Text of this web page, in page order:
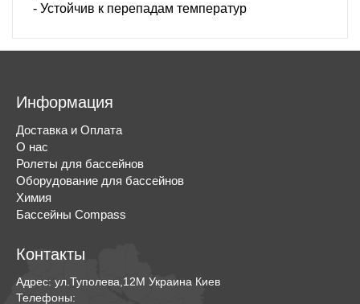
- Устойчив к перепадам температур
Информация
Доставка и Оплата
О нас
Ролеты для бассейнов
Оборудование для бассейнов
Химия
Бассейны Compass
Контакты
Адрес: ул.Туполева,12М Украина Киев
Телефоны: